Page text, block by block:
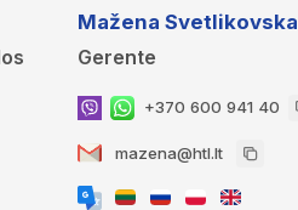
Mažena Svetlikovska
Gerente
+370 600 941 40
mazena@htl.lt